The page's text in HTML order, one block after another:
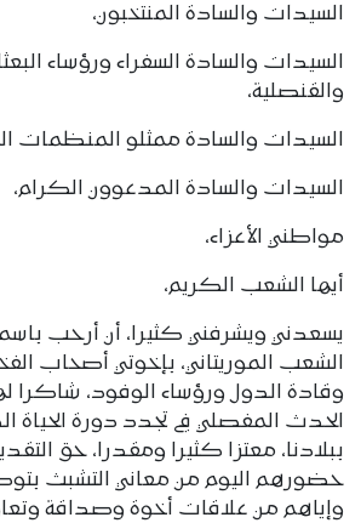
السيدات والسادة المنتخبون،
السيدات والسادة السفراء ورؤساء
والقنصلية،
السيدات والسادة ممثلو المنظمات
السيدات والسادة المدعوون الكرام،
مواطني الأعزاء،
أيها الشعب الكريم،
يسعدني ويشرفني كثيرا، أن أرحب
الشعب الموريتاني، بإخوتي أصحاب
وقادة الدول ورؤساء الوفود، شاكرا
الحدث المفصلي في تجدد دورة الحياة
ببلادنا، معتزا كثيرا ومقدرا، حق
حضورهم اليوم من معاني التشبث
وإياهم من علاقات أخوة وصداقة